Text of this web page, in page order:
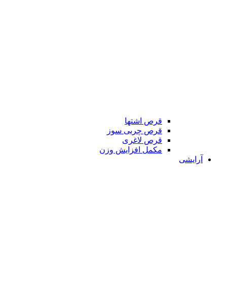
قرص اشتها
قرص چربی سوز
قرص لاغری
مکمل افزایش وزن
آرایشی